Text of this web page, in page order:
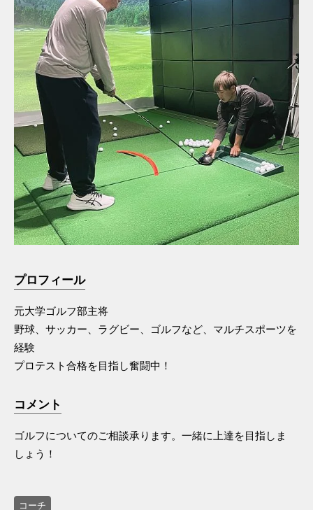
プロフィール
元大学ゴルフ部主将
野球、サッカー、ラグビー、ゴルフなど、マルチスポーツを
経験
プロテスト合格を目指し奮闘中！
コメント
ゴルフについてのご相談承ります。一緒に上達を目指しま
しょう！
コーチ